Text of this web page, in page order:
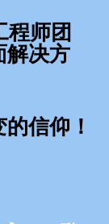
程师团
解决方
信仰！